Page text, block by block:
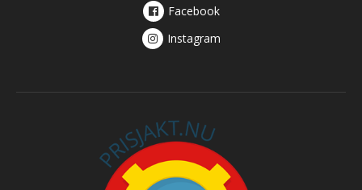
Facebook
Instagram